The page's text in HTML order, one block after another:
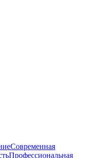
Современная
Профессиональная